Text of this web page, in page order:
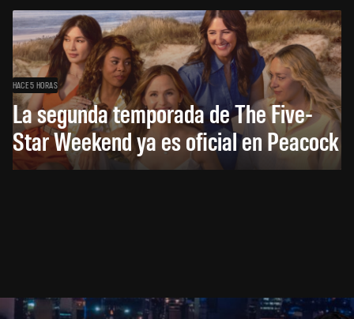
HACE 5 HORAS
La segunda temporada de The Five-
Star Weekend ya es oficial en Peacock